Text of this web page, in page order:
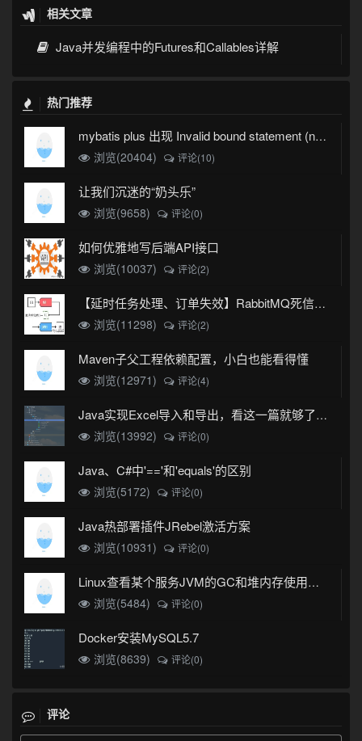
相关文章
Java并发编程中的Futures和Callables详解
热门推荐
mybatis plus 出现 Invalid bound statement (not found)
浏览(20404)
评论(10)
让我们沉迷的“奶头乐”
浏览(9658) 评论(0)
如何优雅地写后端API接口
浏览(10037) 评论(2)
【延时任务处理、订单失效】RabbitMQ死信队列实现
浏览(11298)
评论(2)
Maven子父工程依赖配置，小白也能看得懂
浏览(12971) 评论(4)
Java实现Excel导入和导出，看这一篇就够了(珍藏版)
浏览(13992)
评论(0)
Java、C#中'=='和'equals'的区别
浏览(5172) 评论(0)
Java热部署插件JRebel激活方案
浏览(10931) 评论(0)
Linux查看某个服务JVM的GC和堆内存使用情况
浏览(5484)
评论(0)
Docker安装MySQL5.7
浏览(8639) 评论(0)
评论